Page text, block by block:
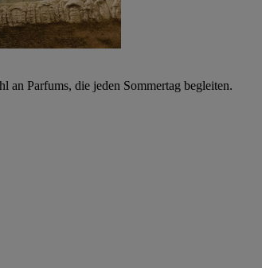
an Parfums, die jeden Sommertag begleiten.